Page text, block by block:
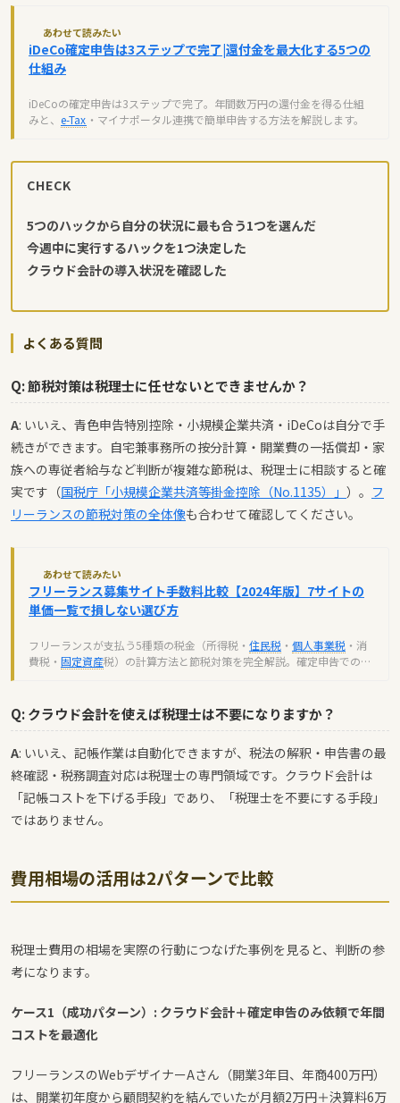
あわせて読みたい
iDeCo確定申告は3ステップで完了|還付金を最大化する5つの
仕組み
iDeCoの確定申告は3ステップで完了。年間数万円の還付金を得る仕組
みと、 e-Tax ・マイナポータル連携で簡単申告する方法を解説します。
CHECK
5つのハックから自分の状況に最も合う1つを選んだ
今週中に実行するハックを1つ決定した
クラウド会計の導入状況を確認した
よくある質問
Q: 節税対策は税理士に任せないとできませんか？
A: いいえ、青色申告特別控除・小規模企業共済・iDeCoは自分で手
続きができます。自宅兼事務所の按分計算・開業費の一括償却・家
族への専従者給与など判断が複雑な節税は、税理士に相談すると確
実です（国税庁「小規模企業共済等掛金控除（No.1135）」 ）。 フ
リーランスの節税対策の全体像も合わせて確認してください。
あわせて読みたい
フリーランス募集サイト手数料比較【2024年版】7サイトの
単価一覧で損しない選び方
フリーランスが支払う5種類の税金（所得税・ 住民税 ・ 個人事業税 ・消
費税・ 固定資産税）の計算方法と節税対策を完全解説。確定申告での控
Q: クラウド会計を使えば税理士は不要になりますか？
A: いいえ、記帳作業は自動化できますが、税法の解釈・申告書の最
終確認・税務調査対応は税理士の専門領域です。クラウド会計は
「記帳コストを下げる手段」であり、「税理士を不要にする手段」
ではありません。
費用相場の活用は2パターンで比較
税理士費用の相場を実際の行動につなげた事例を見ると、判断の参
考になります。
ケース1（成功パターン）: クラウド会計＋確定申告のみ依頼で年間
コストを最適化
フリーランスのWebデザイナーAさん（開業3年目、年商400万円）
は、開業初年度から顧問契約を結んでいたが月額2万円＋決算料6万